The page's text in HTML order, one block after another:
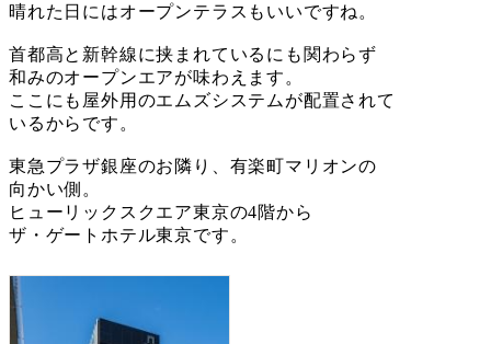
晴れた日にはオープンテラスもいいですね。
首都高と新幹線に挟まれているにも関わらず
和みのオープンエアが味わえます。
ここにも屋外用のエムズシステムが配置されて
いるからです。
東急プラザ銀座のお隣り、有楽町マリオンの
向かい側。
ヒューリックスクエア東京の4階から
ザ・ゲートホテル東京です。